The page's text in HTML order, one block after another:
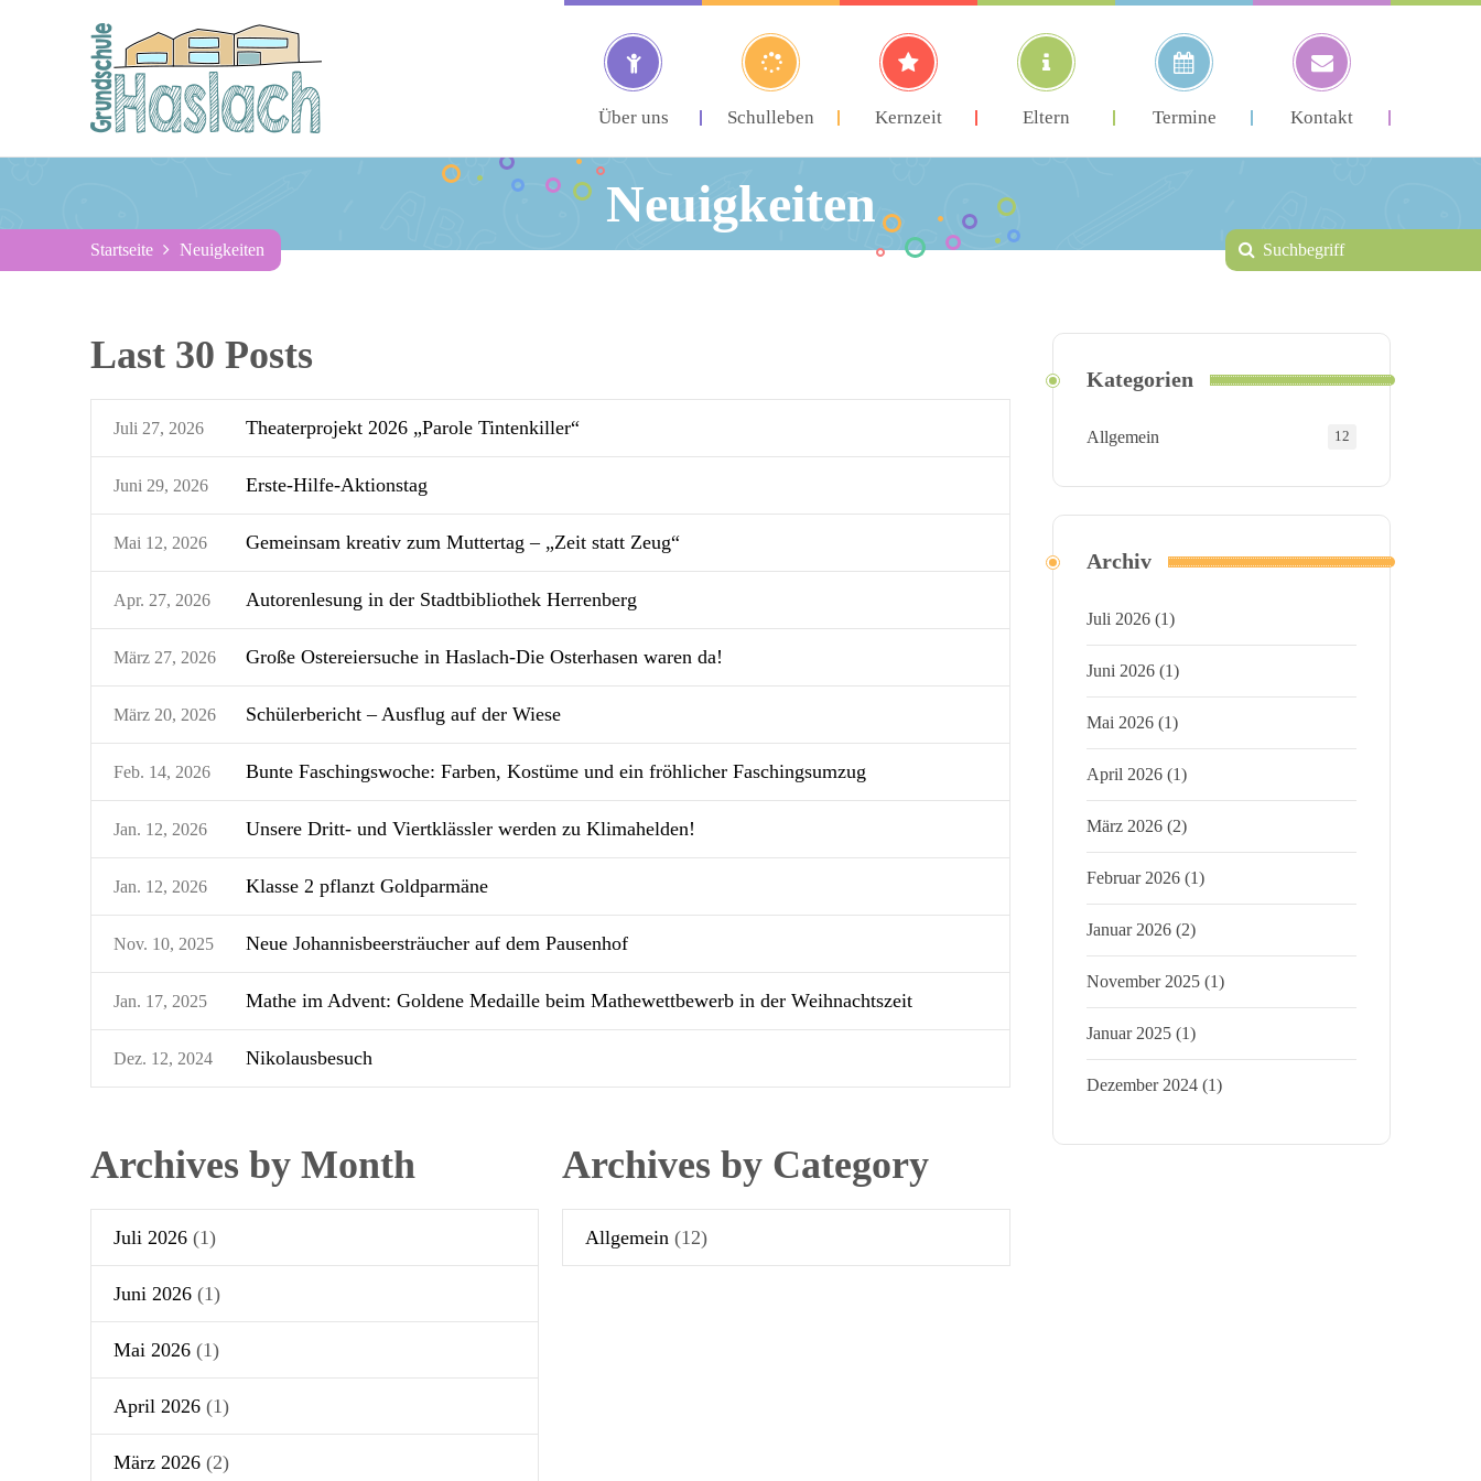
Über uns Schulleben Kernzeit Eltern Termine Kontakt
Neuigkeiten
Startseite Neuigkeiten
Last 30 Posts
Juli 27, 2026 Theaterprojekt 2026 „Parole Tintenkiller“
Juni 29, 2026 Erste-Hilfe-Aktionstag
Mai 12, 2026 Gemeinsam kreativ zum Muttertag – „Zeit statt Zeug“
Apr. 27, 2026 Autorenlesung in der Stadtbibliothek Herrenberg
März 27, 2026 Große Ostereiersuche in Haslach-Die Osterhasen waren da!
März 20, 2026 Schülerbericht – Ausflug auf der Wiese
Feb. 14, 2026 Bunte Faschingswoche: Farben, Kostüme und ein fröhlicher Faschingsumzug
Jan. 12, 2026 Unsere Dritt- und Viertklässler werden zu Klimahelden!
Jan. 12, 2026 Klasse 2 pflanzt Goldparmäne
Nov. 10, 2025 Neue Johannisbeersträucher auf dem Pausenhof
Jan. 17, 2025 Mathe im Advent: Goldene Medaille beim Mathewettbewerb in der Weihnachtszeit
Dez. 12, 2024 Nikolausbesuch
Archives by Month
Juli 2026 (1)
Juni 2026 (1)
Mai 2026 (1)
April 2026 (1)
März 2026 (2)
Archives by Category
Allgemein (12)
Kategorien
Allgemein 12
Archiv
Juli 2026 (1)
Juni 2026 (1)
Mai 2026 (1)
April 2026 (1)
März 2026 (2)
Februar 2026 (1)
Januar 2026 (2)
November 2025 (1)
Januar 2025 (1)
Dezember 2024 (1)